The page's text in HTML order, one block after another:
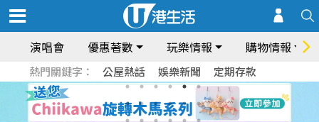
演唱會 優惠著數 玩樂情報 購物情報
熱門關鍵字： 公屋熱話 娛樂新聞 定期存款